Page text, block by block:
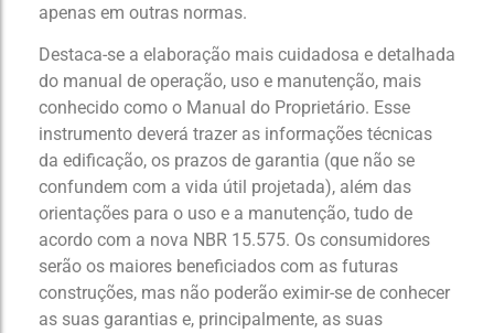
apenas em outras normas.
Destaca-se a elaboração mais cuidadosa e detalhada
do manual de operação, uso e manutenção, mais
conhecido como o Manual do Proprietário. Esse
instrumento deverá trazer as informações técnicas
da edificação, os prazos de garantia (que não se
confundem com a vida útil projetada), além das
orientações para o uso e a manutenção, tudo de
acordo com a nova NBR 15.575. Os consumidores
serão os maiores beneficiados com as futuras
construções, mas não poderão eximir-se de conhecer
as suas garantias e, principalmente, as suas